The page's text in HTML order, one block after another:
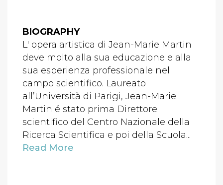
BIOGRAPHY
L' opera artistica di Jean-Marie Martin
deve molto alla sua educazione e alla
sua esperienza professionale nel
campo scientifico. Laureato
all’Università di Parigi, Jean-Marie
Martin é stato prima Direttore
scientifico del Centro Nazionale della
Ricerca Scientifica e poi della Scuola...
Read More